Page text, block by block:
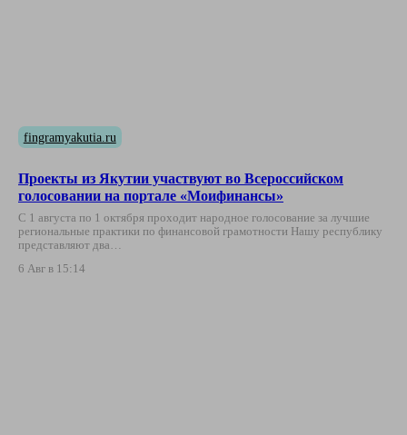
fingramyakutia.ru
Проекты из Якутии участвуют во Всероссийском
голосовании на портале «Моифинансы»
С 1 августа по 1 октября проходит народное голосование за лучшие
региональные практики по финансовой грамотности Нашу республику
представляют два…
6 Авг в 15:14